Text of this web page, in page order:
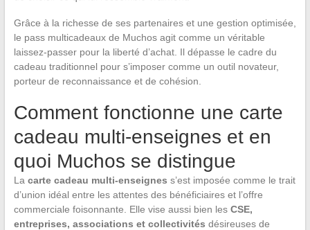
Grâce à la richesse de ses partenaires et une gestion optimisée,
le pass multicadeaux de Muchos agit comme un véritable
laissez-passer pour la liberté d’achat. Il dépasse le cadre du
cadeau traditionnel pour s’imposer comme un outil novateur,
porteur de reconnaissance et de cohésion.
Comment fonctionne une carte
cadeau multi-enseignes et en
quoi Muchos se distingue
La carte cadeau multi-enseignes s’est imposée comme le trait
d’union idéal entre les attentes des bénéficiaires et l’offre
commerciale foisonnante. Elle vise aussi bien les CSE,
entreprises, associations et collectivités désireuses de